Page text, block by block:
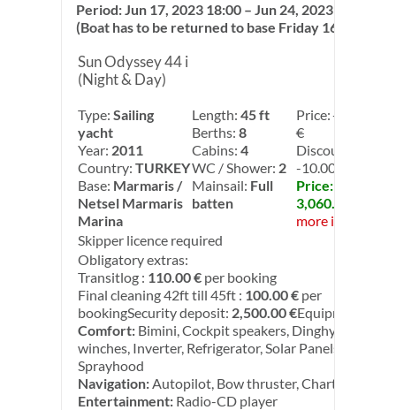
Period: Jun 17, 2023 18:00 – Jun 24, 2023 08:00
(Boat has to be returned to base Friday 16:00 hrs)
Sun Odyssey 44 i
(Night & Day)
Type: Sailing
yacht
Year: 2011
Country: TURKEY
Base: Marmaris /
Netsel Marmaris
Marina
Length: 45 ft
Berths: 8
Cabins: 4
WC / Shower: 2
Mainsail: Full
batten
Price:3,400.00
€
Discount 2:
-10.00%
Price:
3,060.00 €
more info
Skipper licence required
Obligatory extras:
Transitlog : 110.00 €per booking
Final cleaning 42ft till 45ft : 100.00 €per
bookingSecurity deposit: 2,500.00 €Equipment:
Comfort: Bimini, Cockpit speakers, Dinghy, Electric
winches, Inverter, Refrigerator, Solar Panels,
Sprayhood
Navigation:Autopilot, Bow thruster, Chart plotter
Entertainment: Radio-CD player